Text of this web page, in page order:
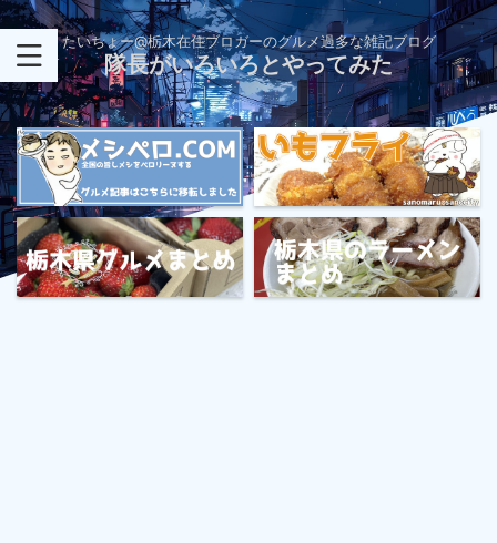
たいちょー@栃木在住ブロガーのグルメ過多な雑記ブログ
隊長がいろいろとやってみた